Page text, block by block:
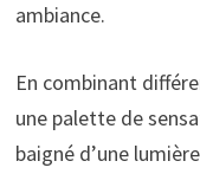
ambiance.
En combinant
une palette de
baigné d’une